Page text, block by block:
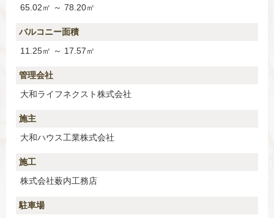
65.02㎡ ～ 78.20㎡
バルコニー面積
11.25㎡ ～ 17.57㎡
管理会社
大和ライフネクスト株式会社
施主
大和ハウス工業株式会社
施工
株式会社薮内工務店
駐車場